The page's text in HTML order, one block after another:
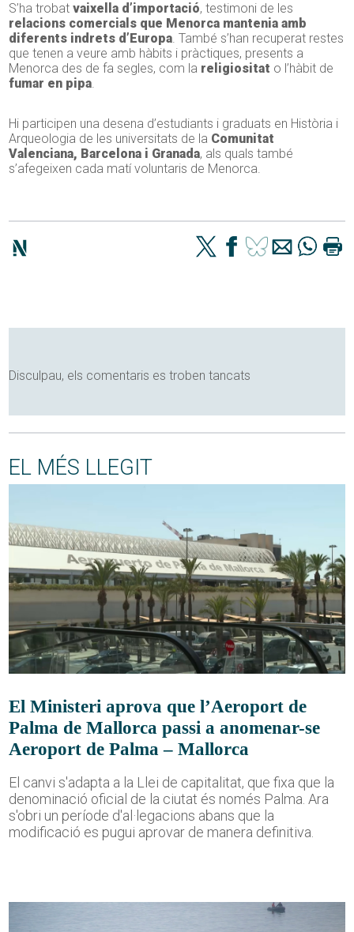
S’ha trobatvaixella d’importació, testimoni de les
relacions comercials que Menorca mantenia amb
diferents indrets d’Europa. També s’han recuperat restes
que tenen a veure amb hàbits i pràctiques, presents a
Menorca des de fa segles, com la religiositat o l’hàbit de
fumar en pipa.
Hi participen una desena d’estudiants i graduats en Història i
Arqueologia de les universitats de la Comunitat
Valenciana, Barcelona i Granada, als quals també
s’afegeixen cada matí voluntaris de Menorca.
Disculpau, els comentaris es troben tancats
EL MÉS LLEGIT
El Ministeri aprova que l’Aeroport de
Palma de Mallorca passi a anomenar-se
Aeroport de Palma – Mallorca
El canvi s'adapta a la Llei de capitalitat, que fixa que la
denominació oficial de la ciutat és només Palma. Ara
s'obri un període d'al·legacions abans que la
modificació es pugui aprovar de manera definitiva.